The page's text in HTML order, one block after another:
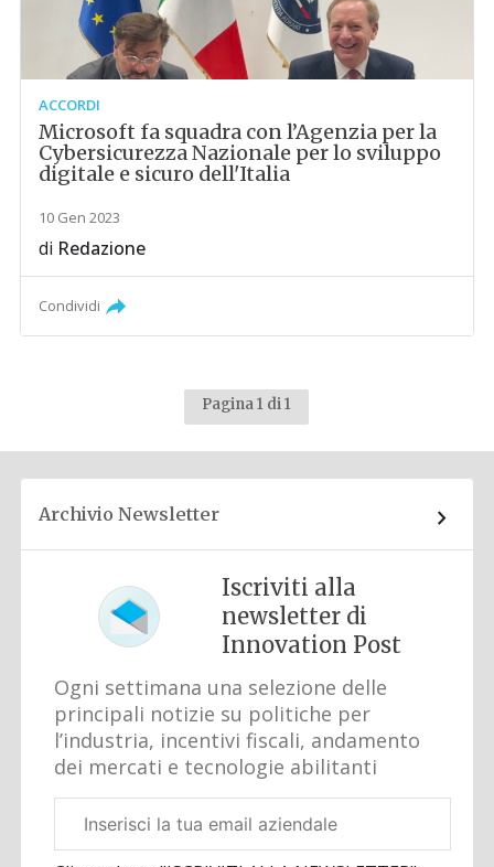
ACCORDI
Microsoft fa squadra con l’Agenzia per la
Cybersicurezza Nazionale per lo sviluppo
digitale e sicuro dell'Italia
10 Gen 2023
di Redazione
Condividi
Pagina 1 di 1
Archivio Newsletter
Iscriviti alla
newsletter di
Innovation Post
Ogni settimana una selezione delle
principali notizie su politiche per
l’industria, incentivi fiscali, andamento
dei mercati e tecnologie abilitanti
aziendale